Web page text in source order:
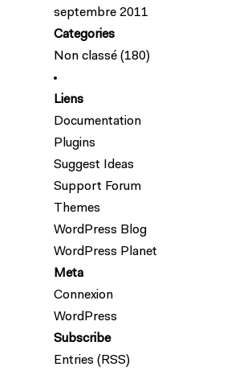
septembre 2011
Categories
Non classé (180)
Liens
Documentation
Plugins
Suggest Ideas
Support Forum
Themes
WordPress Blog
WordPress Planet
Meta
Connexion
WordPress
Subscribe
Entries (RSS)